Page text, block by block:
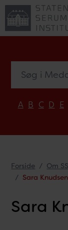
A B C D E
Forside Om
Sara Knudsen
Sara